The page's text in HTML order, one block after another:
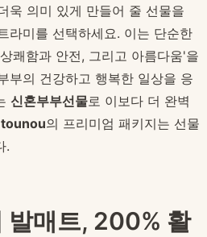
욱 의미 있게 만들어 줄 선물을
라미를 선택하세요. 이는 단순한
쾌함과 안전, 그리고 아름다움'을
부의 건강하고 행복한 일상을 응
신혼부부선물로 이보다 더 완벽
tounou의 프리미엄 패키지는 선물
.
발매트, 200% 활